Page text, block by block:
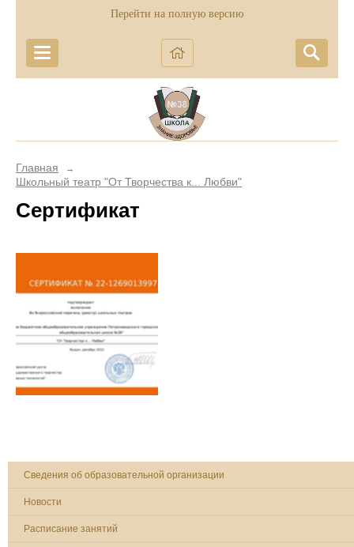
Перейти на полную версию
Главная →
Школьный театр "От Творчества к... Любви"
Сертификат
Сведения об образовательной организации
Новости
Расписание занятий